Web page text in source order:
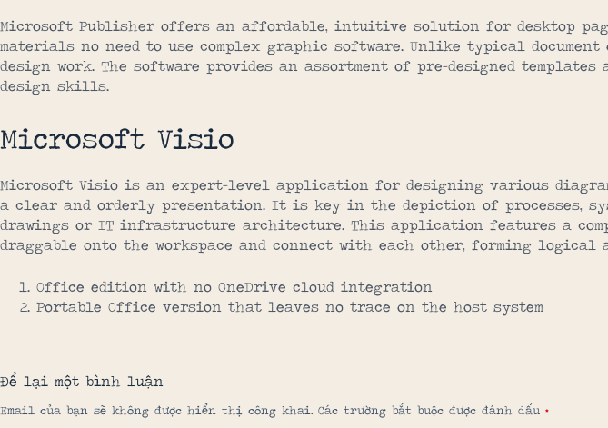
Microsoft Publisher offers an affordable, intuitive solution for desktop
materials no need to use complex graphic software. Unlike typical
design work. The software provides an assortment of pre-designed
design skills.
Microsoft Visio
Microsoft Visio is an expert-level application for designing various
a clear and orderly presentation. It is key in the depiction of processes,
drawings or IT infrastructure architecture. This application features a
draggable onto the workspace and connect with each other, forming logical
Office edition with no OneDrive cloud integration
Portable Office version that leaves no trace on the host system
Để lại một bình luận
Email của bạn sẽ không được hiển thị công khai. Các trường bắt buộc được đánh dấu *